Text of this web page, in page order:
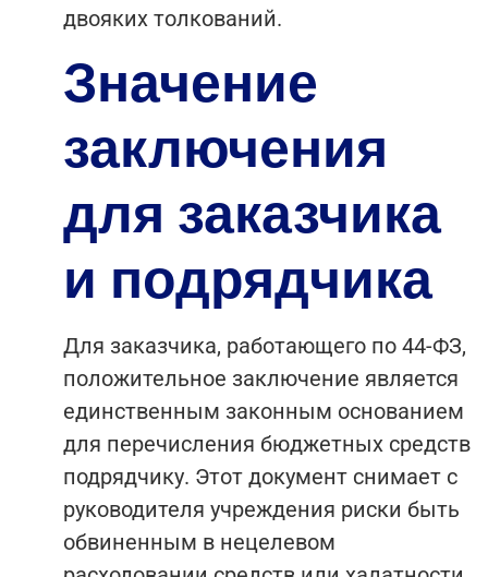
двояких толкований.
Значение
заключения
для заказчика
и подрядчика
Для заказчика, работающего по 44-ФЗ,
положительное заключение является
единственным законным основанием
для перечисления бюджетных средств
подрядчику. Этот документ снимает с
руководителя учреждения риски быть
обвиненным в нецелевом